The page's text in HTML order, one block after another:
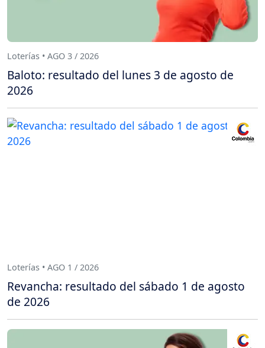
Loterías • AGO 3 / 2026
Baloto: resultado del lunes 3 de agosto de
2026
Loterías • AGO 1 / 2026
Revancha: resultado del sábado 1 de agosto
de 2026